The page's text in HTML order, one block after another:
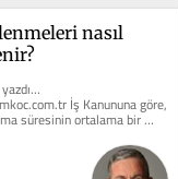
nasıl
yazdı…
İş Kanununa göre,
süresinin ortalama bir
gelenekleri...